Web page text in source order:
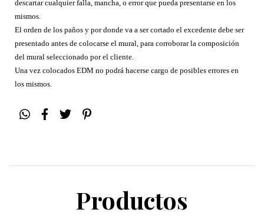
descartar cualquier falla, mancha, o error que pueda presentarse en los
mismos.
El orden de los paños y por donde va a ser cortado el excedente debe ser
presentado antes de colocarse el mural, para corroborar la composición
del mural seleccionado por el cliente.
Una vez colocados EDM no podrá hacerse cargo de posibles errores en
los mismos.
Productos